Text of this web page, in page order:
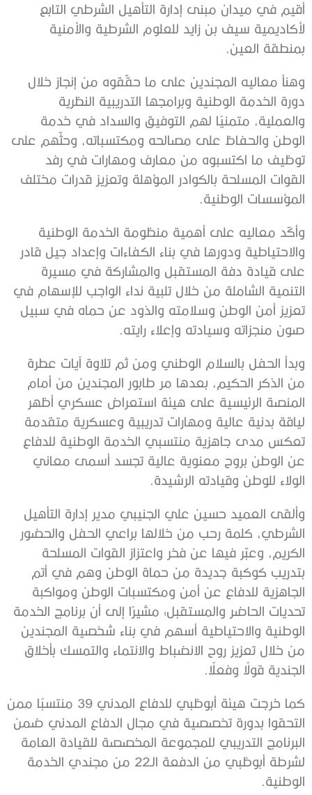
أقيم في ميدان مبنى إدارة التأهيل الشرطي التابع
لأكاديمية سيف بن زايد للعلوم الشرطية والأمنية
بمنطقة العين.
وهنأ معاليه المجندين على ما حقّقوه من إنجاز خلال
دورة الخدمة الوطنية وبرامجها التدريبية النظرية
والعملية، متمنيًا لهم التوفيق والسداد في خدمة
الوطن والحفاظ على مصالحه ومكتسباته، وحثّهم على
توظيف ما اكتسبوه من معارف ومهارات في رفد
القوات المسلحة بالكوادر المؤهلة وتعزيز قدرات مختلف
المؤسسات الوطنية.
وأكّد معاليه على أهمية منظومة الخدمة الوطنية
والاحتياطية ودورها في بناء الكفاءات وإعداد جيل قادر
على قيادة دفة المستقبل والمشاركة في مسيرة
التنمية الشاملة من خلال تلبية نداء الواجب للإسهام في
تعزيز أمن الوطن وسلامته والذود عن حماه في سبيل
صون منجزاته وسيادته وإعلاء رايته.
وبدأ الحفل بالسلام الوطني ومن ثم تلاوة آيات عطرة
من الذكر الحكيم، بعدها مر طابور المجندين من أمام
المنصة الرئيسية على هيئة استعراض عسكري أظهر
لياقة بدنية عالية ومهارات تدريبية وعسكرية متقدمة
تعكس مدى جاهزية منتسبي الخدمة الوطنية للدفاع
عن الوطن بروح معنوية عالية تجسد أسمى معاني
الولاء للوطن وقيادته الرشيدة.
وألقى العميد حسين علي الجنيبي مدير إدارة التأهيل
الشرطي، كلمة رحب من خلالها براعي الحفل والحضور
الكريم، وعبّر فيها عن فخر واعتزاز القوات المسلحة
بتدريب كوكبة جديدة من حماة الوطن وهم في أتم
الجاهزية للدفاع عن أمن ومكتسبات الوطن ومواكبة
تحديات الحاضر والمستقبل؛ مشيرًا إلى أن برنامج الخدمة
الوطنية والاحتياطية أسهم في بناء شخصية المجندين
من خلال تعزيز روح الانضباط والانتماء والتمسك بأخلاق
الجندية قولًا وفعلًا.
كما خرجت هيئة أبوظبي للدفاع المدني 39 منتسبًا ممن
التحقوا بدورة تخصصية في مجال الدفاع المدني ضمن
البرنامج التدريبي للمجموعة المخصصة للقيادة العامة
لشرطة أبوظبي من الدفعة الـ22 من مجندي الخدمة
الوطنية.